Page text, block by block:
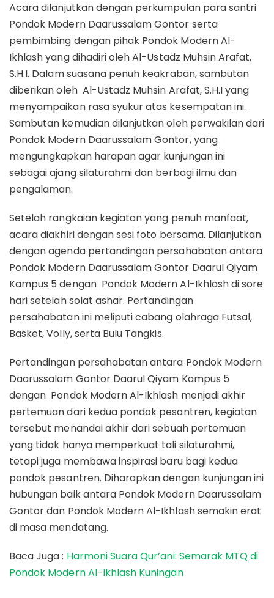
Acara dilanjutkan dengan perkumpulan para santri
Pondok Modern Daarussalam Gontor serta
pembimbing dengan pihak Pondok Modern Al-
Ikhlash yang dihadiri oleh Al-Ustadz Muhsin Arafat,
S.H.I. Dalam suasana penuh keakraban, sambutan
diberikan oleh Al-Ustadz Muhsin Arafat, S.H.I yang
menyampaikan rasa syukur atas kesempatan ini.
Sambutan kemudian dilanjutkan oleh perwakilan dari
Pondok Modern Daarussalam Gontor, yang
mengungkapkan harapan agar kunjungan ini
sebagai ajang silaturahmi dan berbagi ilmu dan
pengalaman.
Setelah rangkaian kegiatan yang penuh manfaat,
acara diakhiri dengan sesi foto bersama. Dilanjutkan
dengan agenda pertandingan persahabatan antara
Pondok Modern Daarussalam Gontor Daarul Qiyam
Kampus 5 dengan Pondok Modern Al-Ikhlash di sore
hari setelah solat ashar. Pertandingan
persahabatan ini meliputi cabang olahraga Futsal,
Basket, Volly, serta Bulu Tangkis.
Pertandingan persahabatan antara Pondok Modern
Daarussalam Gontor Daarul Qiyam Kampus 5
dengan Pondok Modern Al-Ikhlash menjadi akhir
pertemuan dari kedua pondok pesantren, kegiatan
tersebut menandai akhir dari sebuah pertemuan
yang tidak hanya memperkuat tali silaturahmi,
tetapi juga membawa inspirasi baru bagi kedua
pondok pesantren. Diharapkan dengan kunjungan ini
hubungan baik antara Pondok Modern Daarussalam
Gontor dan Pondok Modern Al-Ikhlash semakin erat
di masa mendatang.
Baca Juga : Harmoni Suara Qur’ani: Semarak MTQ di
Pondok Modern Al-Ikhlash Kuningan